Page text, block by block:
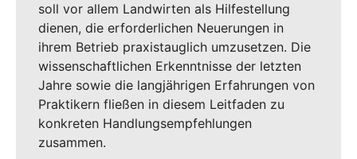
soll vor allem Landwirten als Hilfestellung
dienen, die erforderlichen Neuerungen in
ihrem Betrieb praxistauglich umzusetzen. Die
wissenschaftlichen Erkenntnisse der letzten
Jahre sowie die langjährigen Erfahrungen von
Praktikern fließen in diesem Leitfaden zu
konkreten Handlungsempfehlungen
zusammen.